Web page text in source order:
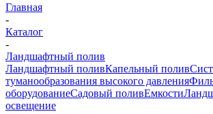
Главная
-
Каталог
-
Ландшафтный полив
Ландшафтный поливКапельный полив
туманообразования высокого давления
оборудованиеСадовый поливЕмкости
освещение